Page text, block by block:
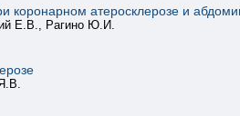
коронарном атеросклерозе и
Е.В., Рагино Ю.И.